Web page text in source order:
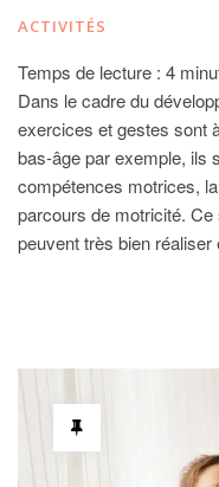
ACTIVITÉS
Temps de lecture : 4
Dans le cadre du
exercices et gestes sont
bas-âge par exemple, ils
compétences motrices,
parcours de motricité.
peuvent très bien